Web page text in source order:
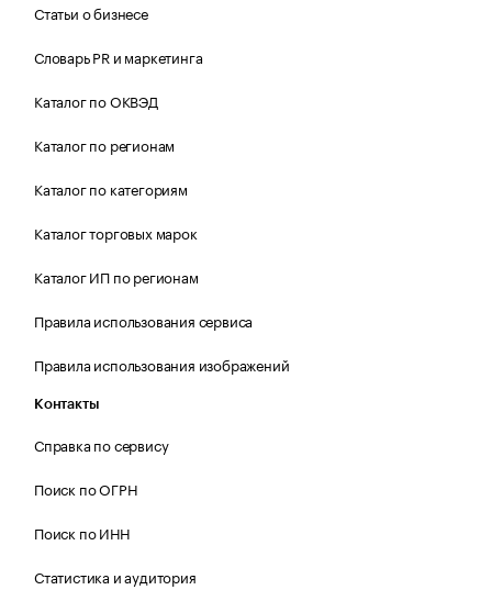
Статьи о бизнесе
Словарь PR и маркетинга
Каталог по ОКВЭД
Каталог по регионам
Каталог по категориям
Каталог торговых марок
Каталог ИП по регионам
Правила использования сервиса
Правила использования изображений
Контакты
Справка по сервису
Поиск по ОГРН
Поиск по ИНН
Статистика и аудитория